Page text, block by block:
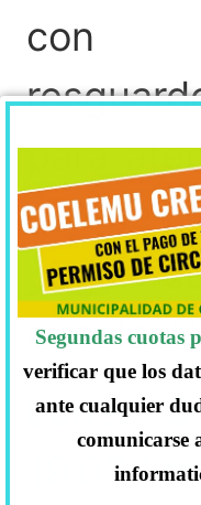
con
para
pagar
Lunes
19.00 hrs
Segundas cuotas
verificar que los
ante cualquier
comunicarse